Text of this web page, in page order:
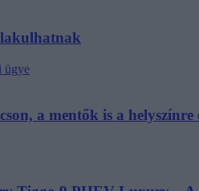
ügye
a mentők is a helyszínre